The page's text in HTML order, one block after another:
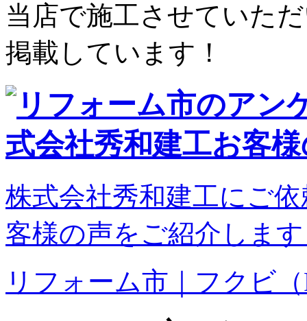
当店で施工させていた
掲載しています！
株式会社秀和建工にご
客様の声をご紹介しま
リフォーム市｜フクビ